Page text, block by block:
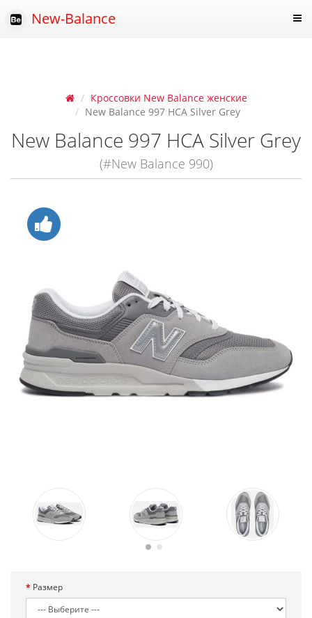
New-Balance
Кроссовки New Balance женские
New Balance 997 HCA Silver Grey
New Balance 997 HCA Silver Grey
(#New Balance 990)
Размер